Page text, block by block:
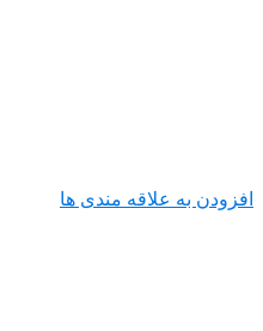
افزودن به علاقه مندی ها